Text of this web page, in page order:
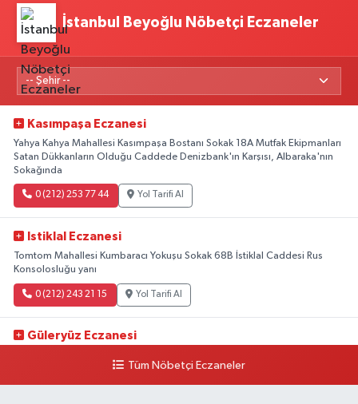
İstanbul Beyoğlu Nöbetçi Eczaneler
Kasımpaşa Eczanesi
Yahya Kahya Mahallesi Kasımpaşa Bostanı Sokak 18A Mutfak Ekipmanları
Satan Dükkanların Olduğu Caddede Denizbank'ın Karşısı, Albaraka'nın
Sokağında
0 (212) 253 77 44 Yol Tarifi Al
Istiklal Eczanesi
Tomtom Mahallesi Kumbaracı Yokuşu Sokak 68B İstiklal Caddesi Rus
Konsolosluğu yanı
0 (212) 243 21 15 Yol Tarifi Al
Güleryüz Eczanesi
kalaycıbahçe Meydana DoğruTüm Nöbetçi Eczaneler